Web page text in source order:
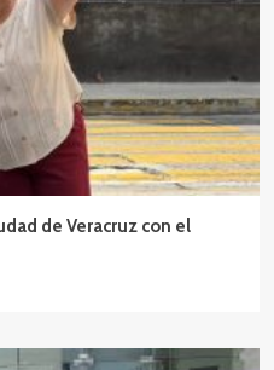
de Veracruz con el